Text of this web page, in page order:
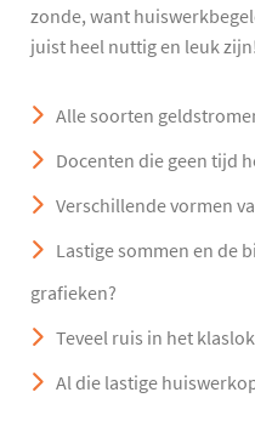
zonde, want
juist heel nuttig en leuk
Alle soorten
Docenten die geen tijd
Verschillende vormen
Lastige sommen en de
grafieken?
Teveel ruis in het
Al die lastige